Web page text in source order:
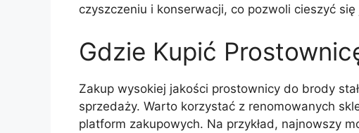
czyszczeniu i konserwacji, co pozwoli cieszyć się
Gdzie Kupić
Zakup wysokiej jakości prostownicy do brody
sprzedaży. Warto korzystać z renomowanych
platform zakupowych. Na przykład, najnowszy